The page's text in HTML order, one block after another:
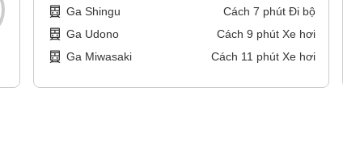
Ga Shingu Cách 7 phút Đi bộ
Ga Udono
Cách 9 phút Xe hơi
Ga Miwasaki
Cách 11 phút Xe hơi